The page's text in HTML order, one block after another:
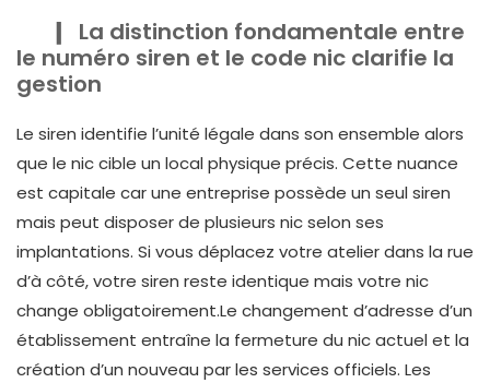
La distinction fondamentale entre
le numéro siren et le code nic clarifie la
gestion
Le siren identifie l’unité légale dans son ensemble alors
que le nic cible un local physique précis. Cette nuance
est capitale car une entreprise possède un seul siren
mais peut disposer de plusieurs nic selon ses
implantations. Si vous déplacez votre atelier dans la rue
d’à côté, votre siren reste identique mais votre nic
change obligatoirement.Le changement d’adresse d’un
établissement entraîne la fermeture du nic actuel et la
création d’un nouveau par les services officiels. Les